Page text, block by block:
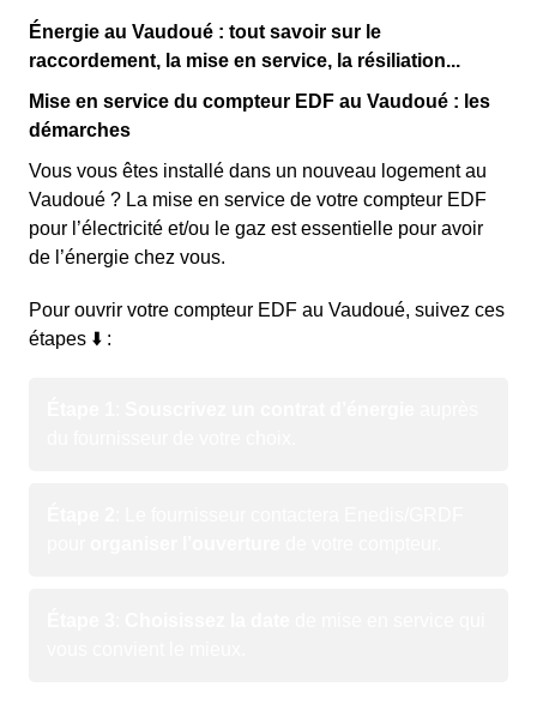
Énergie au Vaudoué : tout savoir sur le
raccordement, la mise en service, la résiliation...
Mise en service du compteur EDF au Vaudoué : les
démarches
Vous vous êtes installé dans un nouveau logement au
Vaudoué ? La mise en service de votre compteur EDF
pour l’électricité et/ou le gaz est essentielle pour avoir
de l’énergie chez vous.
Pour ouvrir votre compteur EDF au Vaudoué, suivez ces
étapes ⬇️ :